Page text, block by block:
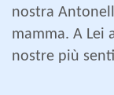
nostra
mamma. A Lei
nostre più